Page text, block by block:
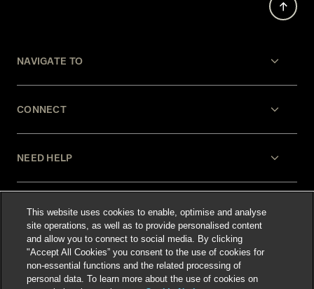
NAVIGATE TO
CONNECT
NEED HELP
LEGAL
This website uses cookies to enable, optimise and analyse
site operations, as well as to provide personalised content
and allow you to connect to social media. By clicking
"Accept All Cookies” you consent to the use of cookies for
non-essential functions and the related processing of
personal data. To learn more about the use of cookies on